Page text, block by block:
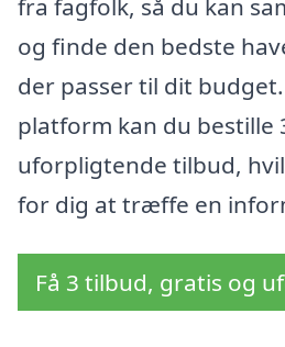
fra fagfolk, så du kan
og finde den bedste
der passer til dit
platform kan du bestille
uforpligtende tilbud,
for dig at træffe en
Få 3 tilbud, gratis og